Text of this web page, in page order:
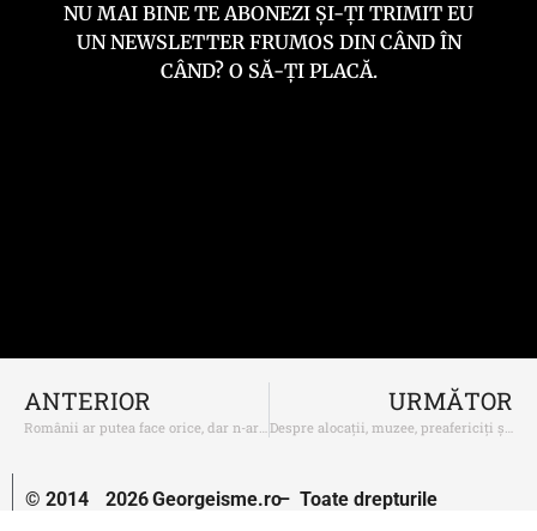
NU MAI BINE TE ABONEZI ȘI-ȚI TRIMIT EU
UN NEWSLETTER FRUMOS DIN CÂND ÎN
CÂND? O SĂ-ȚI PLACĂ.
ANTERIOR
Românii ar putea face orice, dar n-ar avea rost
URMĂTOR
Despre alocații, muzee, preafericiți și Musette
© 2014
2026Georgeisme.ro– Toate drepturile